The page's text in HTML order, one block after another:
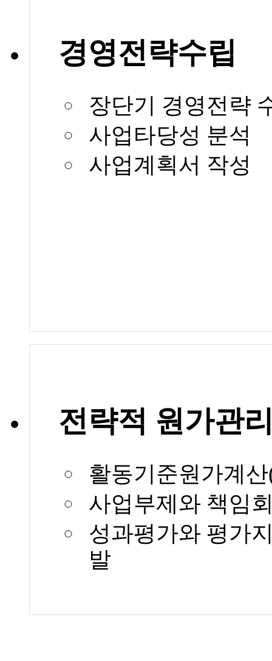
경영전략수립
장단기 경영전략
사업타당성 분석
사업계획서 작성
전략적 원가관
활동기준원가계
사업부제와 책임
성과평가와 평가
발